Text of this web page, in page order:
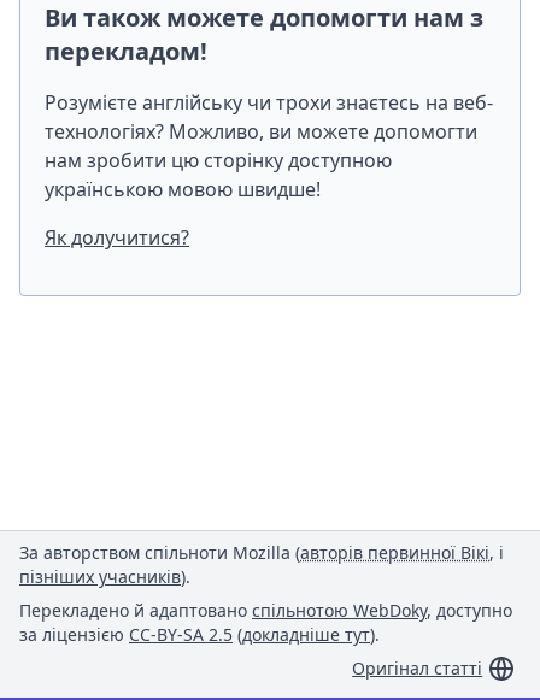
Ви також можете допомогти нам з
перекладом!
Розумієте англійську чи трохи знаєтесь на веб-
технологіях? Можливо, ви можете допомогти
нам зробити цю сторінку доступною
українською мовою швидше!
Як долучитися?
За авторством спільноти Mozilla (авторів первинної Вікі, і
пізніших учасників).
Перекладено й адаптовано спільнотою WebDoky, доступно
за ліцензією CC-BY-SA 2.5 (докладніше тут).
Оригінал статті